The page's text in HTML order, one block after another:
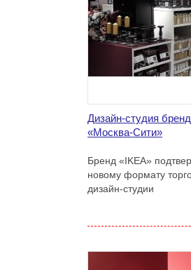
Дизайн-студия
«Москва-Сити»
Бренд «IKEA»
новому формату
дизайн-студии